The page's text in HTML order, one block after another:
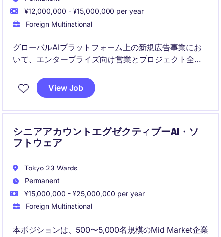
¥12,000,000 - ¥15,000,000 per year
Foreign Multinational
グローバルAIプラットフォーム上の新規広告事業にお
いて、エンタープライズ向け営業とプロジェクト全体
を通じて、日本市場での事業成長に直接貢献できるポ
ジションです。
View Job
シニアアカウントエグゼクティブーAI・ソ
フトウェア
Tokyo 23 Wards
Permanent
¥15,000,000 - ¥25,000,000 per year
Foreign Multinational
本ポジションは、500〜5,000名規模のMid Market企業